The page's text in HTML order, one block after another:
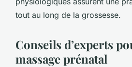
tout au long de la grossesse.
Conseils d’experts
massage prénatal